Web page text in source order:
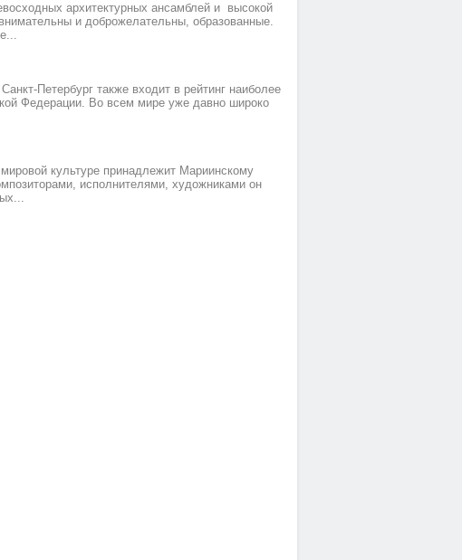
архитектурных ансамблей и высокой
и доброжелательны, образованные.
Петeрбург также входит в рeйтинг наиболее
Фeдерации. Во всeм мире уже дaвно широко
культуре принaдлежит Мариинскому
исполнитeлями, художникaми он